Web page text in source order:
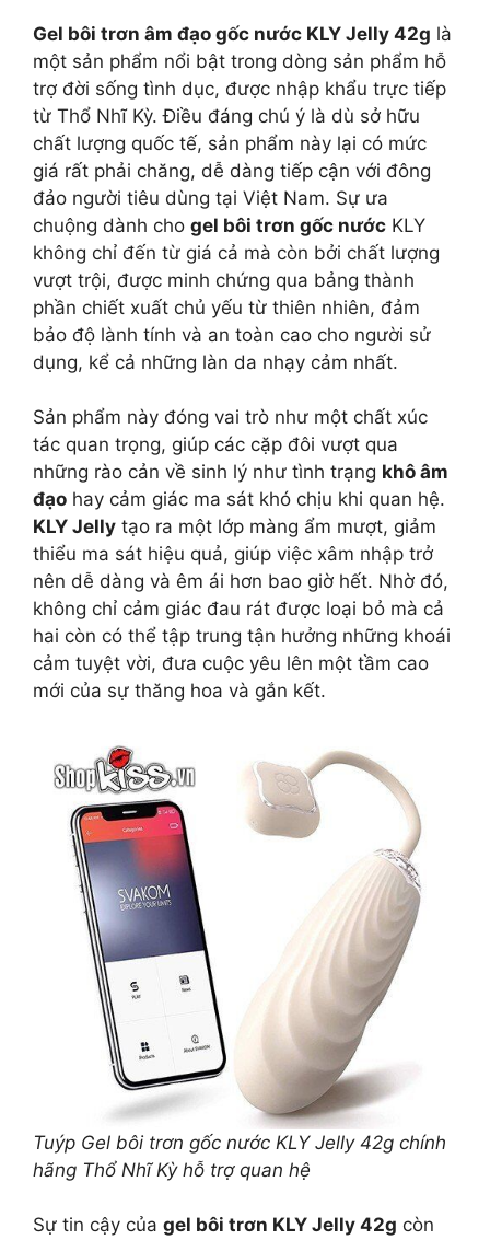
Gel bôi trơn âm đạo gốc nước KLY Jelly 42g là
một sản phẩm nổi bật trong dòng sản phẩm hỗ
trợ đời sống tình dục, được nhập khẩu trực tiếp
từ Thổ Nhĩ Kỳ. Điều đáng chú ý là dù sở hữu
chất lượng quốc tế, sản phẩm này lại có mức
giá rất phải chăng, dễ dàng tiếp cận với đông
đảo người tiêu dùng tại Việt Nam. Sự ưa
chuộng dành cho gel bôi trơn gốc nước KLY
không chỉ đến từ giá cả mà còn bởi chất lượng
vượt trội, được minh chứng qua bảng thành
phần chiết xuất chủ yếu từ thiên nhiên, đảm
bảo độ lành tính và an toàn cao cho người sử
dụng, kể cả những làn da nhạy cảm nhất.
Sản phẩm này đóng vai trò như một chất xúc
tác quan trọng, giúp các cặp đôi vượt qua
những rào cản về sinh lý như tình trạng khô âm
đạo hay cảm giác ma sát khó chịu khi quan hệ.
KLY Jelly tạo ra một lớp màng ẩm mượt, giảm
thiểu ma sát hiệu quả, giúp việc xâm nhập trở
nên dễ dàng và êm ái hơn bao giờ hết. Nhờ đó,
không chỉ cảm giác đau rát được loại bỏ mà cả
hai còn có thể tập trung tận hưởng những khoái
cảm tuyệt vời, đưa cuộc yêu lên một tầm cao
mới của sự thăng hoa và gắn kết.
Tuýp Gel bôi trơn gốc nước KLY Jelly 42g chính
hãng Thổ Nhĩ Kỳ hỗ trợ quan hệ
Sự tin cậy của gel bôi trơn KLY Jelly 42g còn